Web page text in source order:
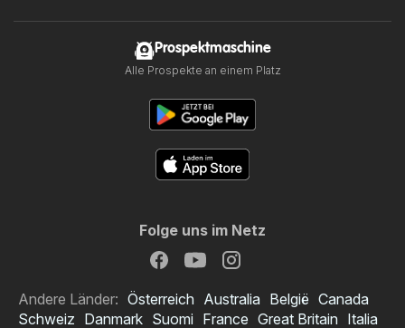
Prospektmaschine
Alle Prospekte an einem Platz
Folge uns im Netz
Andere Länder: Österreich Australia België Canada
Schweiz Danmark Suomi France Great Britain Italia